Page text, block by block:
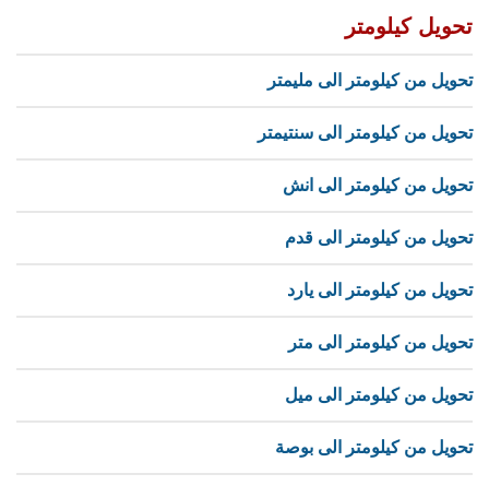
تحويل كيلومتر
تحويل من كيلومتر الى مليمتر
تحويل من كيلومتر الى سنتيمتر
تحويل من كيلومتر الى انش
تحويل من كيلومتر الى قدم
تحويل من كيلومتر الى يارد
تحويل من كيلومتر الى متر
تحويل من كيلومتر الى ميل
تحويل من كيلومتر الى بوصة